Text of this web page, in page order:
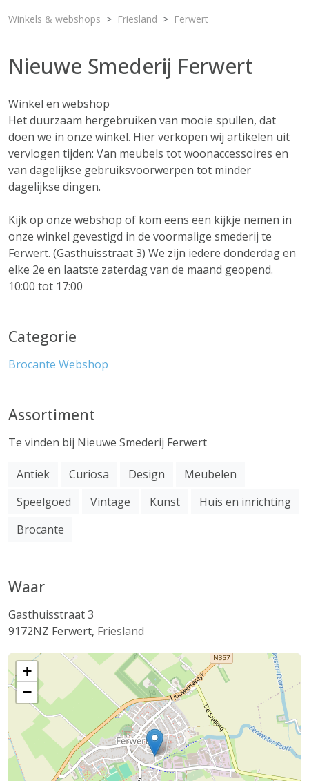
Winkels & webshops Friesland Ferwert
Nieuwe Smederij Ferwert
Winkel en webshop
Het duurzaam hergebruiken van mooie spullen, dat
doen we in onze winkel. Hier verkopen wij artikelen uit
vervlogen tijden: Van meubels tot woonaccessoires en
van dagelijkse gebruiksvoorwerpen tot minder
dagelijkse dingen.
Kijk op onze webshop of kom eens een kijkje nemen in
onze winkel gevestigd in de voormalige smederij te
Ferwert. (Gasthuisstraat 3) We zijn iedere donderdag en
elke 2e en laatste zaterdag van de maand geopend.
10:00 tot 17:00
Categorie
Brocante Webshop
Assortiment
Te vinden bij Nieuwe Smederij Ferwert
Antiek Curiosa Design
Meubelen
Speelgoed
Vintage Kunst
Huis en inrichting
Brocante
Waar
Gasthuisstraat 3
9172NZ Ferwert, Friesland
+
−